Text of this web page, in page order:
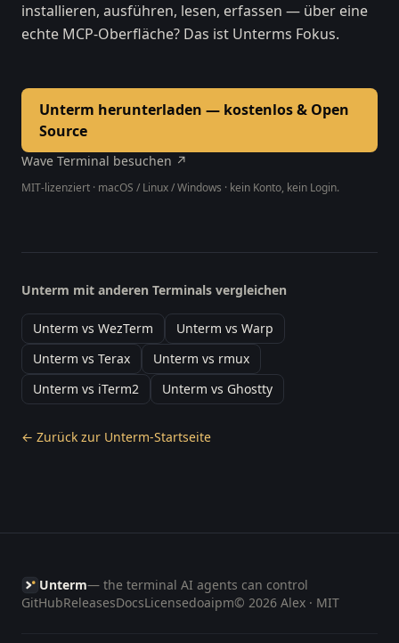
installieren, ausführen, lesen, erfassen — über eine
echte MCP-Oberfläche? Das ist Unterms Fokus.
Unterm herunterladen — kostenlos & Open
Source
Wave Terminal besuchen ↗
MIT-lizenziert · macOS / Linux / Windows · kein Konto, kein Login.
Unterm mit anderen Terminals vergleichen
Unterm vs WezTerm
Unterm vs Warp
Unterm vs Terax
Unterm vs rmux
Unterm vs iTerm2
Unterm vs Ghostty
← Zurück zur Unterm-Startseite
Unterm— the terminal AI agents can control
GitHubReleasesDocsLicensedoaipm© 2026 Alex · MIT